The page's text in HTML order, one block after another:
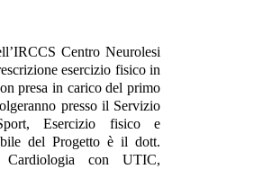
Centro Neurolesi
esercizio fisico in
presa in carico del primo
presso il Servizio
Esercizio fisico e
del Progetto è il dott.
Cardiologia con UTIC,